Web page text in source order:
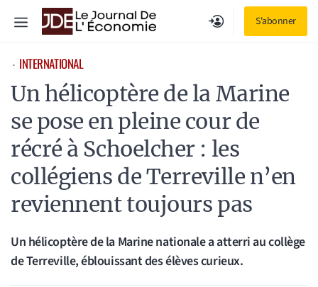
S'abonner
Menu
⋅ INTERNATIONAL
Un hélicoptère de la Marine
se pose en pleine cour de
récré à Schoelcher : les
collégiens de Terreville n’en
reviennent toujours pas
Un hélicoptère de la Marine nationale a atterri au collège
de Terreville, éblouissant des élèves curieux.